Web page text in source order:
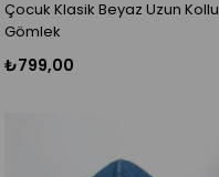
Çocuk Klasik Beyaz Uzun Kollu
Gömlek
₺799,00